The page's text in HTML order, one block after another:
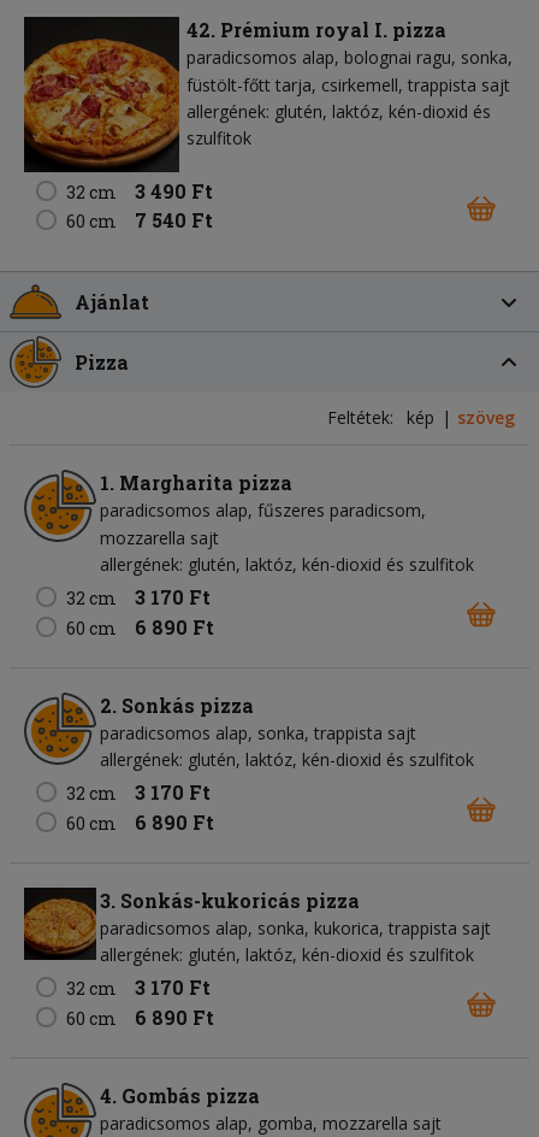
42. Prémium royal I. pizza
paradicsomos alap bolognai ragu sonka
füstölt-főtt tarja csirkemell trappista sajt
allergének: glutén, laktóz, kén-dioxid és
szulfitok
32 cm 3 490 Ft
60 cm 7 540 Ft
Ajánlat
Pizza
Feltétek: kép szöveg
1. Margharita pizza
paradicsomos alap fűszeres paradicsom
mozzarella sajt
allergének: glutén, laktóz, kén-dioxid és szulfitok
32 cm
3 170 Ft
60 cm 6 890 Ft
2. Sonkás pizza
paradicsomos alap sonka trappista sajt
allergének: glutén, laktóz, kén-dioxid és szulfitok
32 cm
3 170 Ft
60 cm 6 890 Ft
3. Sonkás-kukoricás pizza
paradicsomos alap sonka kukorica trappista sajt
allergének: glutén, laktóz, kén-dioxid és szulfitok
32 cm
3 170 Ft
60 cm 6 890 Ft
4. Gombás pizza
paradicsomos alap gomba mozzarella sajt